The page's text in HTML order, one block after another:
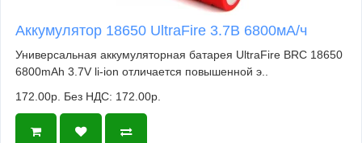
Аккумулятор 18650 UltraFire 3.7В 6800мА/ч
Универсальная аккумуляторная батарея UltraFire BRC 18650
6800mAh 3.7V li-ion отличается повышенной э..
172.00р. Без НДС: 172.00р.